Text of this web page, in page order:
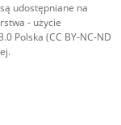
udostępniane na
- użycie
Polska (CC BY-NC-ND